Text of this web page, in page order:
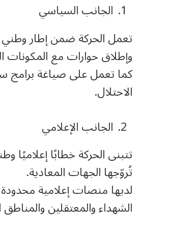
الجانب السياسي
تعمل الحركة ضمن إطار وطني
وإطلاق حوارات مع المكونات
كما تعمل على صياغة برامج
الاحتلال.
الجانب الإعلامي
تتبنى الحركة خطابًا إعلاميًا
تُروّجها الجهات المعادية.
لديها منصات إعلامية
الشهداء والمعتقلين والمناطق